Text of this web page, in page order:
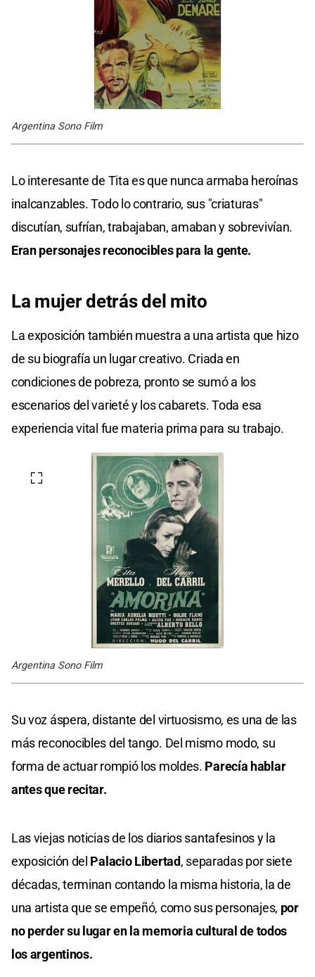
Argentina Sono Film
Lo interesante de Tita es que nunca armaba heroínas
inalcanzables. Todo lo contrario, sus "criaturas"
discutían, sufrían, trabajaban, amaban y sobrevivían.
Eran personajes reconocibles para la gente.
La mujer detrás del mito
La exposición también muestra a una artista que hizo
de su biografía un lugar creativo. Criada en
condiciones de pobreza, pronto se sumó a los
escenarios del varieté y los cabarets. Toda esa
experiencia vital fue materia prima para su trabajo.
Argentina Sono Film
Su voz áspera, distante del virtuosismo, es una de las
más reconocibles del tango. Del mismo modo, su
forma de actuar rompió los moldes. Parecía hablar
antes que recitar.
Las viejas noticias de los diarios santafesinos y la
exposición del Palacio Libertad, separadas por siete
décadas, terminan contando la misma historia, la de
una artista que se empeñó, como sus personajes, por
no perder su lugar en la memoria cultural de todos
los argentinos.